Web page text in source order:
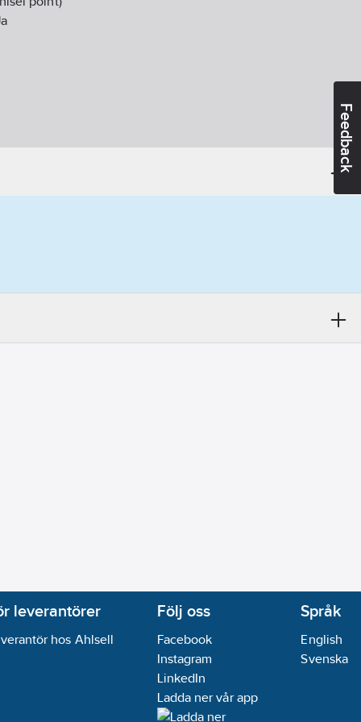
Feedback
leverantörer
hos Ahlsell
Följ oss
Facebook
Instagram
LinkedIn
Ladda ner vår app
Språk
English
Svenska